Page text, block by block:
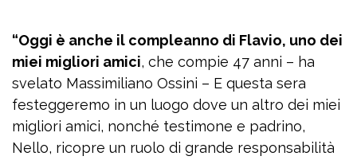
“Oggi è anche il compleanno di Flavio, uno dei
miei migliori amici, che compie 47 anni – ha
svelato Massimiliano Ossini – E questa sera
festeggeremo in un luogo dove un altro dei miei
migliori amici, nonché testimone e padrino,
Nello, ricopre un ruolo di grande responsabilità